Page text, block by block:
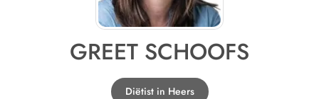
GREET SCHOOFS
Diëtist in Heers